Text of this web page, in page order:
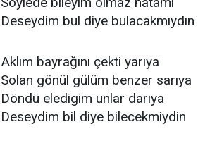
Deseydim bul diye bulacakmıydın
Aklım bayrağını çekti yarıya
Solan gönül gülüm benzer sarıya
Döndü eledigim unlar darıya
Deseydim bil diye bilecekmiydin